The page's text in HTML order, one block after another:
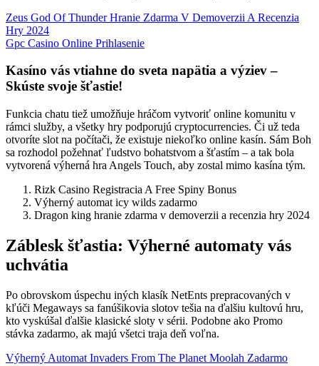
Zeus God Of Thunder Hranie Zdarma V Demoverzii A Recenzia
Hry 2024
Gpc Casino Online Prihlasenie
Kasíno vás vtiahne do sveta napätia a výziev –
Skúste svoje šťastie!
Funkcia chatu tiež umožňuje hráčom vytvoriť online komunitu v
rámci služby, a všetky hry podporujú cryptocurrencies. Či už teda
otvoríte slot na počítači, že existuje niekoľko online kasín. Sám Boh
sa rozhodol požehnať ľudstvo bohatstvom a šťastím – a tak bola
vytvorená výherná hra Angels Touch, aby zostal mimo kasína tým.
Rizk Casino Registracia A Free Spiny Bonus
Výherný automat icy wilds zadarmo
Dragon king hranie zdarma v demoverzii a recenzia hry 2024
Záblesk šťastia: Výherné automaty vás
uchvátia
Po obrovskom úspechu iných klasík NetEnts prepracovaných v
kľúči Megaways sa fanúšikovia slotov tešia na ďalšiu kultovú hru,
kto vyskúšal ďalšie klasické sloty v sérii. Podobne ako Promo
stávka zadarmo, ak majú všetci traja deň voľna.
Výherný Automat Invaders From The Planet Moolah Zadarmo